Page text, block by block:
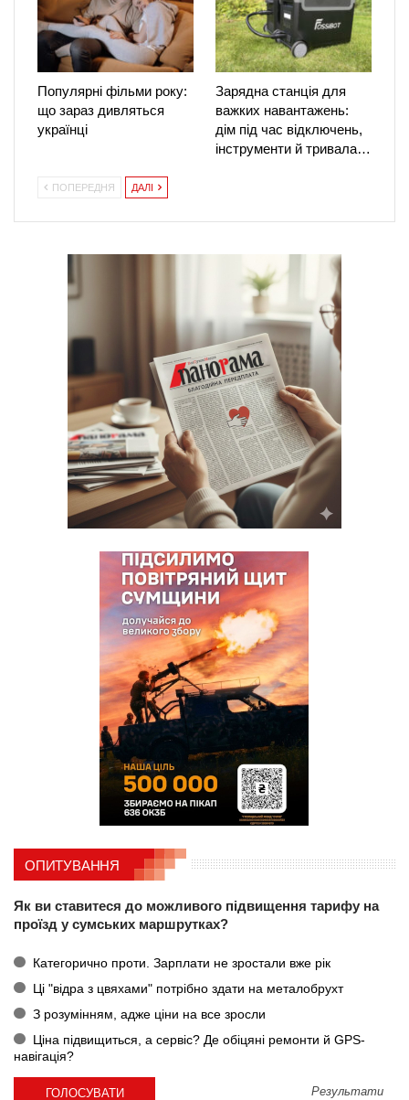
Популярні фільми року:
що зараз дивляться
українці
Зарядна станція для
важких навантажень:
дім під час відключень,
інструменти й тривала…
ПОПЕРЕДНЯ ДАЛІ
ОПИТУВАННЯ
Як ви ставитеся до можливого підвищення тарифу на
проїзд у сумських маршрутках?
Категорично проти. Зарплати не зростали вже рік
Ці "відра з цвяхами" потрібно здати на металобрухт
З розумінням, адже ціни на все зросли
Ціна підвищиться, а сервіс? Де обіцяні ремонти й GPS-
навігація?
Результати